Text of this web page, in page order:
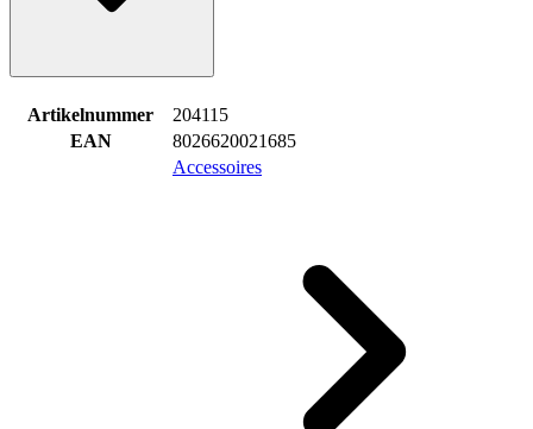
Artikelnummer
204115
EAN
8026620021685
Accessoires